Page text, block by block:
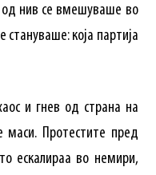
од нив се вмешуваше во
која партија
и гнев од страна на
маси. Протестите пред
ескалираа во немири,